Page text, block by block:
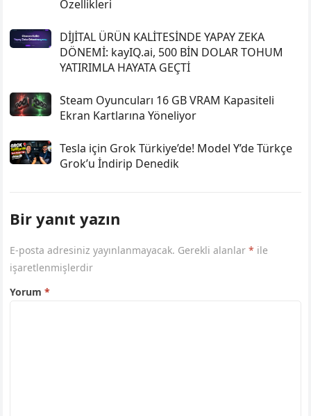
Özellikleri
DİJİTAL ÜRÜN KALİTESİNDE YAPAY ZEKA
DÖNEMİ: kayIQ.ai, 500 BİN DOLAR TOHUM
YATIRIMLA HAYATA GEÇTİ
Steam Oyuncuları 16 GB VRAM Kapasiteli
Ekran Kartlarına Yöneliyor
Tesla için Grok Türkiye’de! Model Y’de Türkçe
Grok’u İndirip Denedik
Bir yanıt yazın
E-posta adresiniz yayınlanmayacak. Gerekli alanlar* ile
işaretlenmişlerdir
Yorum*